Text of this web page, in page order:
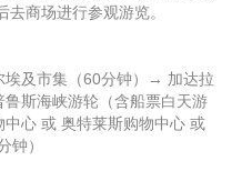
商场进行参观游览。
及市集（60分钟）→ 加达拉
斯海峡游轮（含船票白天游
心 或 奥特莱斯购物中心 或
钟）